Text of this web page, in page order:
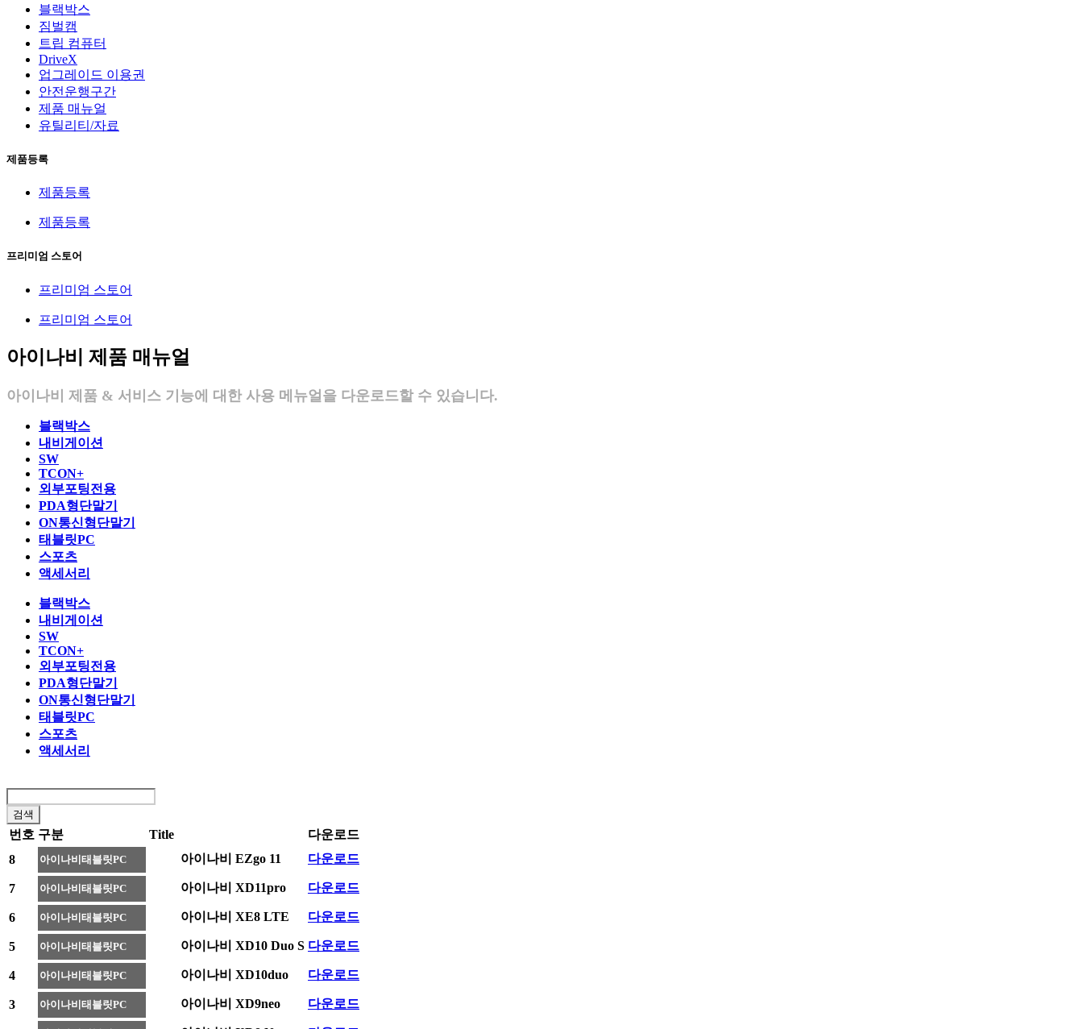
블랙박스
짐벌캠
트립 컴퓨터
DriveX
업그레이드 이용권
안전운행구간
제품 매뉴얼
유틸리티/자료
제품등록
제품등록
제품등록
프리미엄 스토어
프리미엄 스토어
프리미엄 스토어
아이나비 제품 매뉴얼
아이나비 제품 & 서비스 기능에 대한 사용 메뉴얼을 다운로드할 수 있습니다.
블랙박스
내비게이션
SW
TCON+
외부포팅전용
PDA형단말기
ON통신형단말기
태블릿PC
스포츠
액세서리
블랙박스
내비게이션
SW
TCON+
외부포팅전용
PDA형단말기
ON통신형단말기
태블릿PC
스포츠
액세서리
번호 구분 Title
다운로드
8
아이나비태블릿PC 아이나비 EZgo 11 다운로드
7 아이나비태블릿PC 아이나비 XD11pro 다운로드
6 아이나비태블릿PC 아이나비 XE8 LTE 다운로드
5 아이나비태블릿PC 아이나비 XD10 Duo S 다운로드
4 아이나비태블릿PC 아이나비 XD10duo 다운로드
3 아이나비태블릿PC 아이나비 XD9neo 다운로드